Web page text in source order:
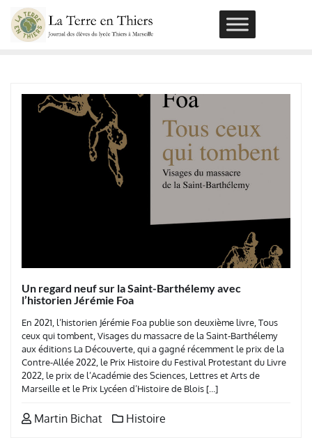
Skip
content
Un regard neuf sur la Saint-Barthélemy avec
l’historien Jérémie Foa
En 2021, l’historien Jérémie Foa publie son deuxième livre, Tous
ceux qui tombent, Visages du massacre de la Saint-Barthélemy
aux éditions La Découverte, qui a gagné récemment le prix de la
Contre-Allée 2022, le Prix Histoire du Festival Protestant du Livre
2022, le prix de l’Académie des Sciences, Lettres et Arts de
Marseille et le Prix Lycéen d’Histoire de Blois […]
Martin Bichat Histoire